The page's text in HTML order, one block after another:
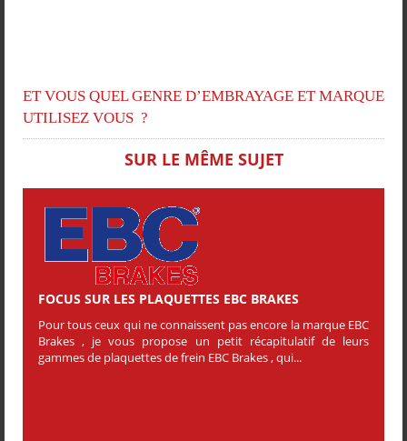
ET VOUS QUEL GENRE D’EMBRAYAGE ET MARQUE
UTILISEZ VOUS ?
SUR LE MÊME SUJET
FOCUS SUR LES PLAQUETTES EBC BRAKES
Pour tous ceux qui ne connaissent pas encore la marque EBC
Brakes , je vous propose un petit récapitulatif de leurs
gammes de plaquettes de frein EBC Brakes , qui...